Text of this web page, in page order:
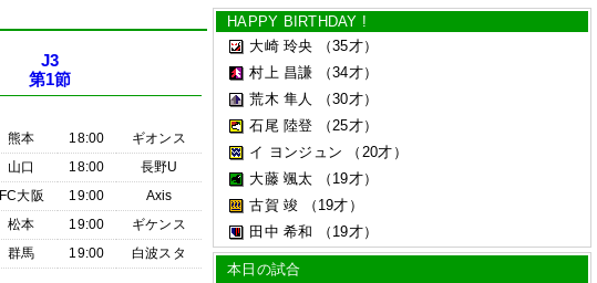
J3
第1節
熊本 18:00
ギオンス
山口 18:00
長野U
FC大阪 19:00
Axis
松本 19:00
ギケンス
群馬 19:00
白波スタ
HAPPY BIRTHDAY !
大崎 玲央
（35才）
村上 昌謙
（34才）
荒木 隼人
（30才）
石尾 陸登
（25才）
イ ヨンジュン
（20才）
大藤 颯太
（19才）
古賀 竣
（19才）
田中 希和
（19才）
本日の試合